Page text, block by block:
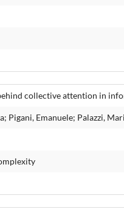
collective attention in
Pigani, Emanuele; Palazzi,